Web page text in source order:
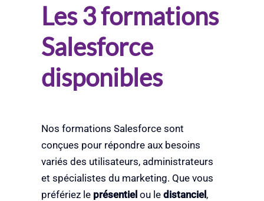
Les 3 formations
Salesforce
disponibles
Nos formations Salesforce sont
conçues pour répondre aux besoins
variés des utilisateurs, administrateurs
et spécialistes du marketing. Que vous
préfériez le présentielou le distanciel,